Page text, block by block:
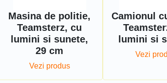
Masina de politie,
Teamsterz, cu
lumini si sunete,
29 cm
Vezi produs
Camionul
lumini si
Vezi